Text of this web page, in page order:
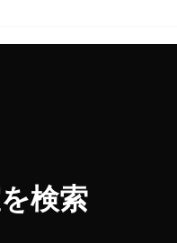
検索